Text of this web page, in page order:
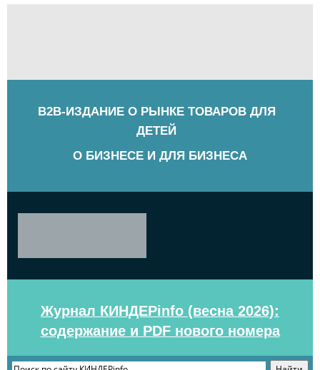
B2B-ИЗДАНИЕ О РЫНКЕ ТОВАРОВ ДЛЯ
ДЕТЕЙ
О БИЗНЕСЕ И ДЛЯ БИЗНЕСА
Журнал КИНДЕРinfo (весна 2026):
содержание и PDF нового номера